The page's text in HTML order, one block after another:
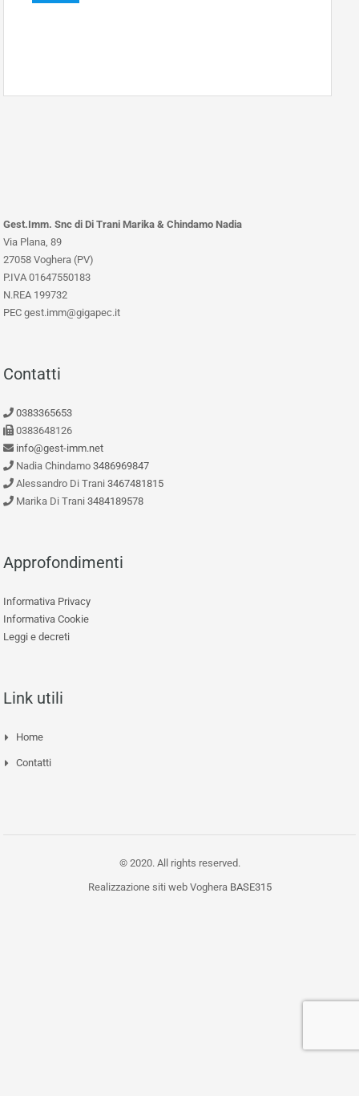
Gest.Imm. Snc di Di Trani Marika & Chindamo Nadia
Via Plana, 89
27058 Voghera (PV)
P.IVA 01647550183
N.REA 199732
PEC gest.imm@gigapec.it
Contatti
0383365653
0383648126
info@gest-imm.net
Nadia Chindamo 3486969847
Alessandro Di Trani 3467481815
Marika Di Trani 3484189578
Approfondimenti
Informativa Privacy
Informativa Cookie
Leggi e decreti
Link utili
Home
Contatti
© 2020. All rights reserved.
Realizzazione siti web Voghera BASE315